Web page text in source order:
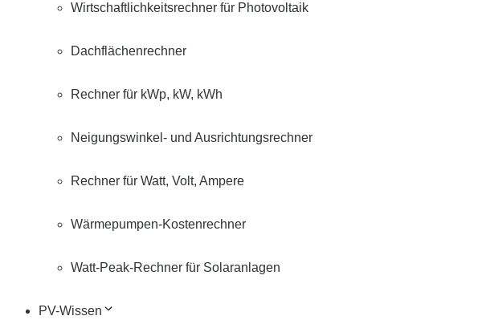
Wirtschaftlichkeitsrechner für Photovoltaik
Dachflächenrechner
Rechner für kWp, kW, kWh
Neigungswinkel- und Ausrichtungsrechner
Rechner für Watt, Volt, Ampere
Wärmepumpen-Kostenrechner
Watt-Peak-Rechner für Solaranlagen
PV-Wissen